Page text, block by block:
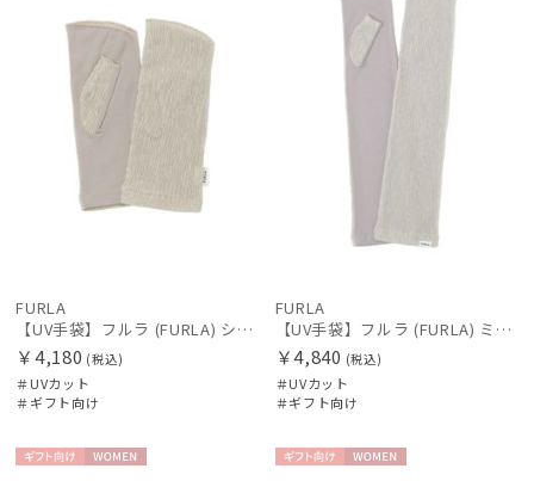
FURLA
【UV手袋】フルラ (FURLA) ショート ＵＶ手袋 FURLAロゴ 指無し
￥4,180 (税込)
＃UVカット
＃ギフト向け
FURLA
【UV手袋】フルラ (FURLA) ミディアム ＵＶ手袋 FURLAロゴ 指無し
￥4,840 (税込)
＃UVカット
＃ギフト向け